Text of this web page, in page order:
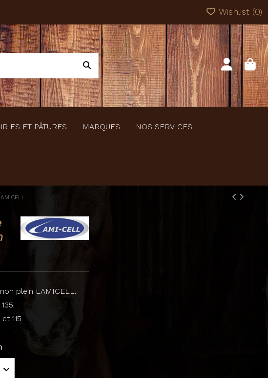
Wishlist (0)
ET PÂTURES MARQUES NOS SERVICES
plein LAMICELL.
115.